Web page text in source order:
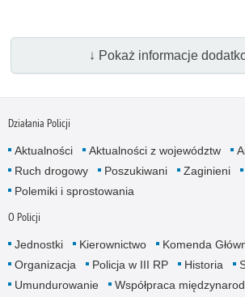
↓ Pokaż informacje
Działania Policji
Aktualności Aktualności z województw
Ruch drogowy
Poszukiwani Zaginieni
Polemiki i sprostowania
O Policji
Jednostki Kierownictwo
Komenda
Organizacja
Policja w III RP Historia
Umundurowanie
Współpraca